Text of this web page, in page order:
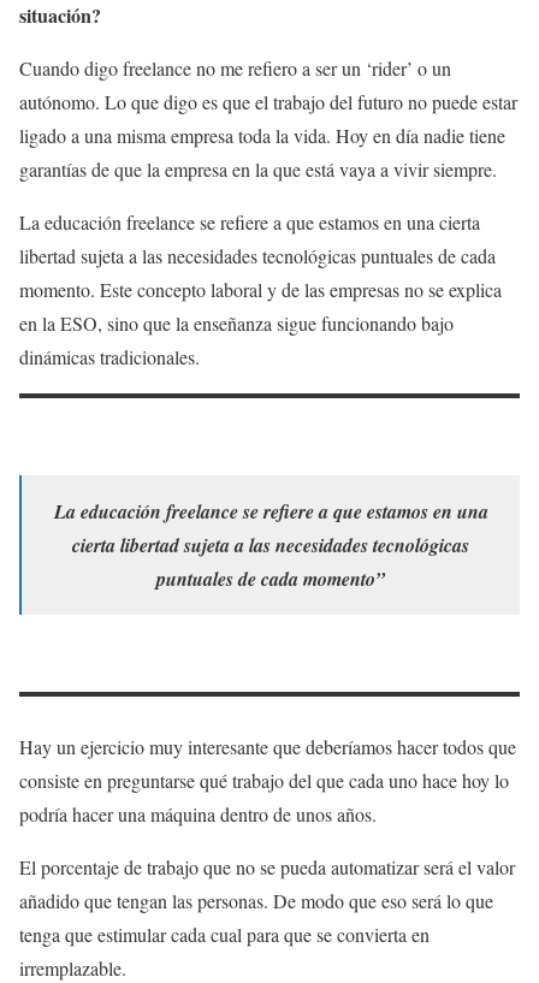
situación?
Cuando digo freelance no me refiero a ser un ‘rider’ o un
autónomo. Lo que digo es que el trabajo del futuro no puede estar
ligado a una misma empresa toda la vida. Hoy en día nadie tiene
garantías de que la empresa en la que está vaya a vivir siempre.
La educación freelance se refiere a que estamos en una cierta
libertad sujeta a las necesidades tecnológicas puntuales de cada
momento. Este concepto laboral y de las empresas no se explica
en la ESO, sino que la enseñanza sigue funcionando bajo
dinámicas tradicionales.
La educación freelance se refiere a que estamos en una
cierta libertad sujeta a las necesidades tecnológicas
puntuales de cada momento”
Hay un ejercicio muy interesante que deberíamos hacer todos que
consiste en preguntarse qué trabajo del que cada uno hace hoy lo
podría hacer una máquina dentro de unos años.
El porcentaje de trabajo que no se pueda automatizar será el valor
añadido que tengan las personas. De modo que eso será lo que
tenga que estimular cada cual para que se convierta en
irremplazable.